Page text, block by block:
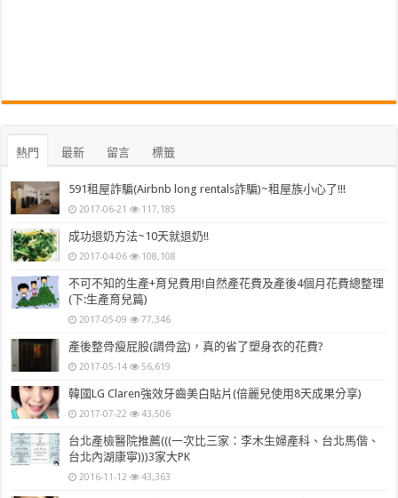
熱門 最新 留言 標籤
591租屋詐騙(Airbnb long rentals詐騙)~租屋族小心了!!!
2017-06-21 117,185
成功退奶方法~10天就退奶!!
2017-04-06 108,108
不可不知的生產+育兒費用!自然產花費及產後4個月花費總整理
(下:生產育兒篇)
2017-05-09 77,346
產後整骨瘦屁股(調骨盆)，真的省了塑身衣的花費?
2017-05-14 56,619
韓國LG Claren強效牙齒美白貼片(倍麗兒使用8天成果分享)
2017-07-22 43,506
台北產檢醫院推薦(((一次比三家：李木生婦產科、台北馬偕、
台北內湖康寧)))3家大PK
2016-11-12 43,363